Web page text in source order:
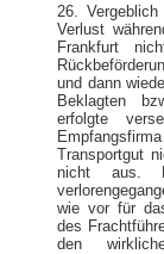
26.
Verlust
Frankfurt
und dann
Beklagten
erfolgte
Transportgut
nicht aus.
wie vor für
des
den